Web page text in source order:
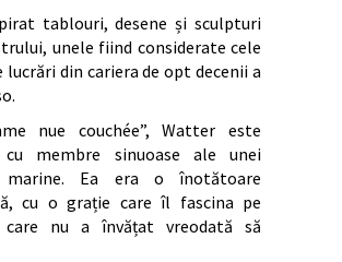
tablouri, desene și sculpturi
unele fiind considerate cele
lucrări din cariera de opt decenii a
nue couchée”, Watter este
cu membre sinuoase ale unei
marine. Ea era o înotătoare
cu o grație care îl fascina pe
care nu a învățat vreodată să